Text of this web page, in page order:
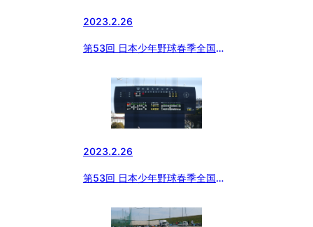
2023.2.26
第53回 日本少年野球春季全国大
2023.2.26
第53回 日本少年野球春季全国大